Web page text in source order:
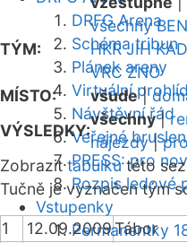
DRFG Arena
Schéma tribun
Plánek areny
Virtuální
Návštěvní řád
Veřejné
PRESS: pro
Rozpis ledové
Vstupenky
Permanentky
TÝM:
všechny BEN
HKR JIH KAD
VRC ZNO
MÍSTO:
všude|
VÝSLEDKY:
všechny|
nájezdy|
Zobrazittabulkutéto
Tučně je vyznačen tým
1 12.09.2009Tábor